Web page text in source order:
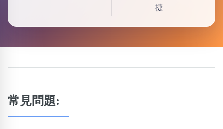
捷
常見問題: